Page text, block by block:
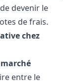
devenir le
de frais.
chez
entre le